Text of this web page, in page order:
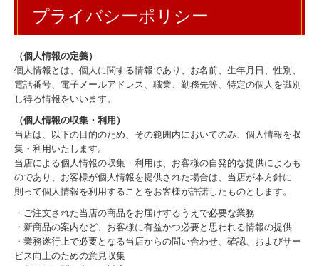
特定商取引法の表示
プライバシーポリシー
おとりよせ申込フォーム
プライバシーポリシー
（個人情報の定義）
個人情報とは、個人に関する情報であり、お名前、生年月日、性別、
電話番号、電子メールアドレス、職業、勤務先等、特定の個人を識別
し得る情報をいいます。
（個人情報の収集・利用）
当店は、以下の目的のため、その範囲内においてのみ、個人情報を収
集・利用いたします。
当店による個人情報の収集・利用は、お客様の自発的な提供によるも
のであり、お客様が個人情報を提供された場合は、当店が本方針に
則って個人情報を利用することをお客様が許諾したものとします。
・ご注文された当店の商品をお届けするうえで必要な業務
・新商品の案内など、お客様に有益かつ必要と思われる情報の提供
・業務遂行上で必要となる当店からの問い合わせ、確認、およびサー
ビス向上のための意見収集